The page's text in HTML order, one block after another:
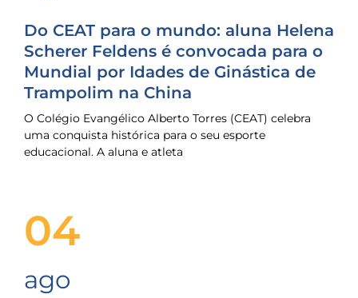
Do CEAT para o mundo: aluna Helena
Scherer Feldens é convocada para o
Mundial por Idades de Ginástica de
Trampolim na China
O Colégio Evangélico Alberto Torres (CEAT) celebra
uma conquista histórica para o seu esporte
educacional. A aluna e atleta
04
ago